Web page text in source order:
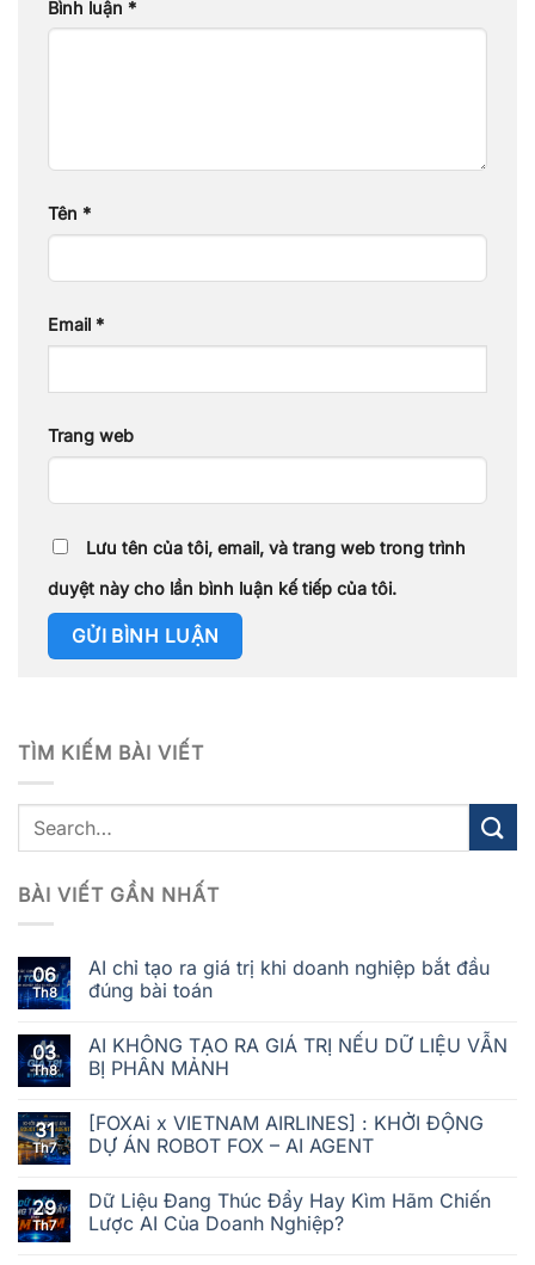
Bình luận *
Tên *
Email *
Trang web
Lưu tên của tôi, email, và trang web trong trình
duyệt này cho lần bình luận kế tiếp của tôi.
TÌM KIẾM BÀI VIẾT
BÀI VIẾT GẦN NHẤT
06
Th8
AI chỉ tạo ra giá trị khi doanh nghiệp bắt đầu
đúng bài toán
03
Th8
AI KHÔNG TẠO RA GIÁ TRỊ NẾU DỮ LIỆU VẪN
BỊ PHÂN MẢNH
31
Th7
[FOXAi x VIETNAM AIRLINES] : KHỞI ĐỘNG
DỰ ÁN ROBOT FOX – AI AGENT
29
Th7
Dữ Liệu Đang Thúc Đẩy Hay Kìm Hãm Chiến
Lược AI Của Doanh Nghiệp?